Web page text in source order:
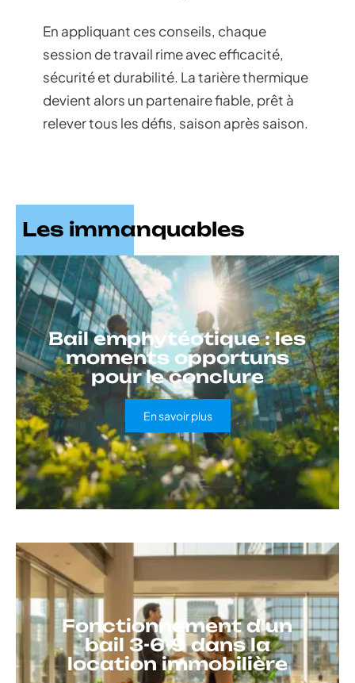
En appliquant ces conseils, chaque
session de travail rime avec efficacité,
sécurité et durabilité. La tarière thermique
devient alors un partenaire fiable, prêt à
relever tous les défis, saison après saison.
Les immanquables
Bail emphytéotique : les
moments opportuns
pour le conclure
En savoir plus
Fonctionnement d’un
bail 3-6-9 dans la
location immobilière